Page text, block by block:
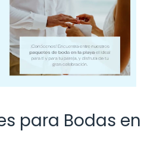
para Bodas